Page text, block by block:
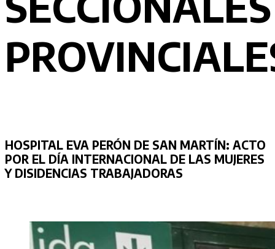
HOSPITAL EVA PERÓN DE SAN MARTÍN: ACTO
POR EL DÍA INTERNACIONAL DE LAS MUJERES
Y DISIDENCIAS TRABAJADORAS